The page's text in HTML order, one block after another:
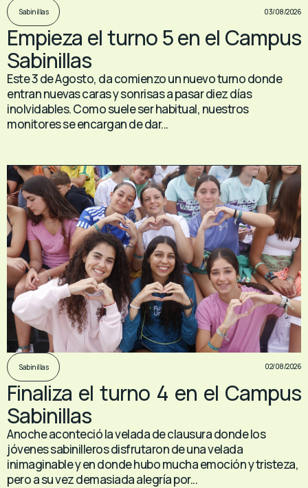
Sabinillas 03/08/2026
Empieza el turno 5 en el Campus
Sabinillas
Este 3 de Agosto, da comienzo un nuevo turno donde
entran nuevas caras y sonrisas a pasar diez días
inolvidables. Como suele ser habitual, nuestros
monitores se encargan de dar...
Sabinillas 02/08/2026
Finaliza el turno 4 en el Campus
Sabinillas
Anoche aconteció la velada de clausura donde los
jóvenes sabinilleros disfrutaron de una velada
inimaginable y en donde hubo mucha emoción y tristeza,
pero a su vez demasiada alegría por...